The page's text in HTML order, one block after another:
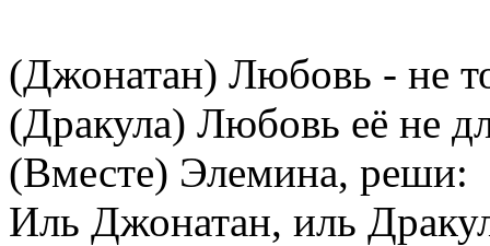
(Джонатан) Любовь - не
(Дракула) Любовь её не
(Вместе) Элемина, реши:
Иль Джонатан, иль